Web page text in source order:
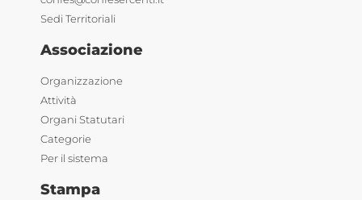
Sedi Territoriali
Associazione
Organizzazione
Attività
Organi Statutari
Categorie
Per il sistema
Stampa